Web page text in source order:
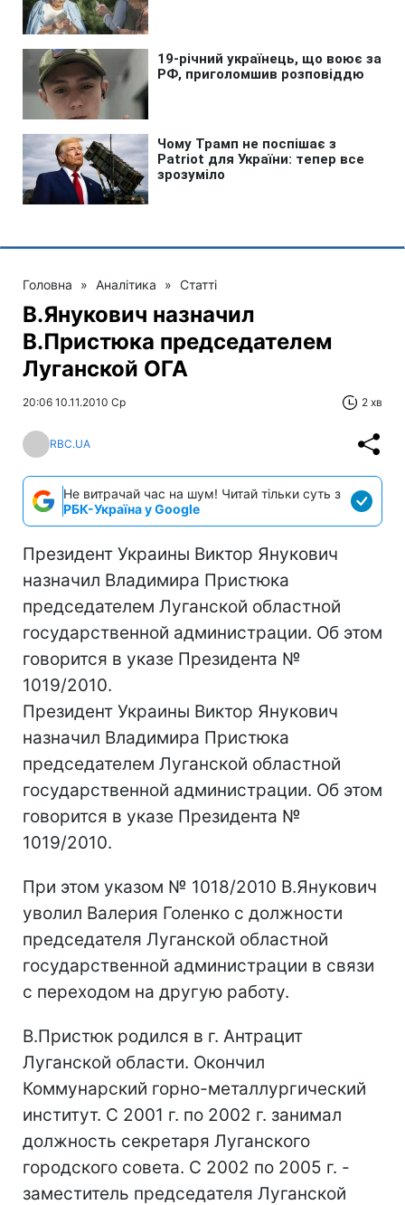
Головна » Аналітика » Статті
В.Янукович назначил
В.Пристюка председателем
Луганской ОГА
20:06 10.11.2010 Ср 2 хв
RBC.UA
Не витрачай час на шум! Читай тільки суть з
РБК-Україна у Google
Президент Украины Виктор Янукович
назначил Владимира Пристюка
председателем Луганской областной
государственной администрации. Об этом
говорится в указе Президента №
1019/2010.
Президент Украины Виктор Янукович
назначил Владимира Пристюка
председателем Луганской областной
государственной администрации. Об этом
говорится в указе Президента №
1019/2010.
При этом указом № 1018/2010 В.Янукович
уволил Валерия Голенко с должности
председателя Луганской областной
государственной администрации в связи
с переходом на другую работу.
В.Пристюк родился в г. Антрацит
Луганской области. Окончил
Коммунарский горно-металлургический
институт. С 2001 г. по 2002 г. занимал
должность секретаря Луганского
городского совета. С 2002 по 2005 г. -
заместитель председателя Луганской